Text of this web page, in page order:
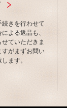
続きを行わせて
による返品も、
せていただきま
すがまずお問い
します。